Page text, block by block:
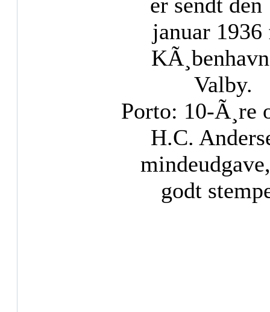
januar 1936
Valby.
Porto: 10-Ã¸re
H.C.
godt